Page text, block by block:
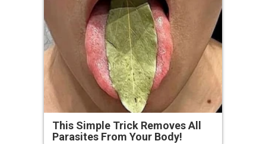
This Simple Trick Removes All
Parasites From Your Body!